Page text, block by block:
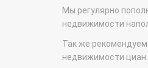
Мы регулярно
недвижимости
Так же
недвижимости